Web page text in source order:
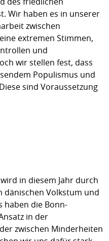
Wir haben es in unserer
zwischen
extremen Stimmen,
und
wir stellen fest, dass
Populismus und
sind Voraussetzung
in diesem Jahr durch
dänischen Volkstum und
haben die Bonn-
in der
zwischen Minderheiten